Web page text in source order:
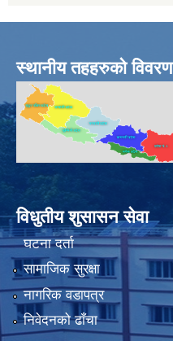
स्थानीय तहहरुको विवरण
विधुतीय शुसासन सेवा
घटना दर्ता
सामाजिक सुरक्षा
नागरिक वडापत्र
निवेदनको ढाँचा